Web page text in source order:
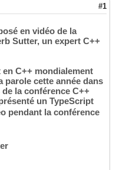
#1
en vidéo de la
Sutter, un expert C++
C++ mondialement
parole cette année dans
la conférence C++
un TypeScript
pendant la conférence